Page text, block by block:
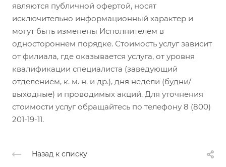
являются публичной офертой, носят
исключительно информационный характер и
могут быть изменены Исполнителем в
одностороннем порядке. Стоимость услуг зависит
от филиала, где оказывается услуга, от уровня
квалификации специалиста (заведующий
отделением, к. м. н. и др.), дня недели (будни/
выходные) и проводимых акций. Для уточнения
стоимости услуг обращайтесь по телефону 8 (800)
201-19-11.
Назад к списку